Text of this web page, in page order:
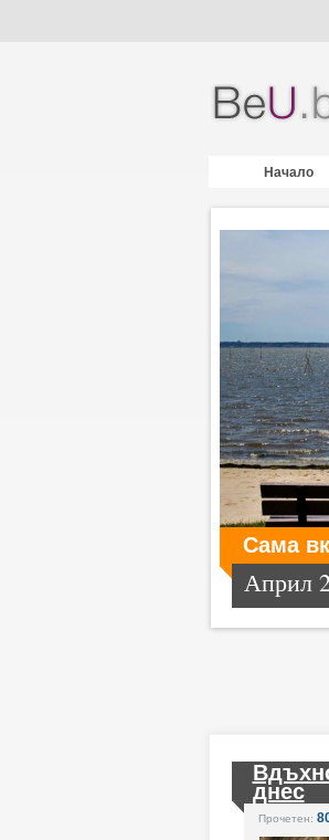
Начало
Сама
Април
днес
Прочетен: